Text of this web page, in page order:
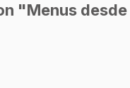
"Menus desde